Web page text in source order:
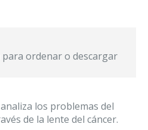
ordenar o descargar
los problemas del
de la lente del cáncer.